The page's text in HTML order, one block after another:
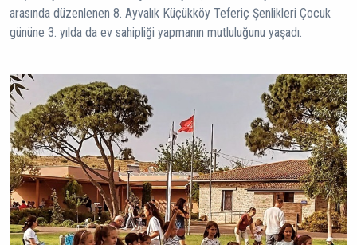
arasında düzenlenen 8. Ayvalık Küçükköy Teferiç Şenlikleri Çocuk
gününe 3. yılda da ev sahipliği yapmanın mutluluğunu yaşadı.